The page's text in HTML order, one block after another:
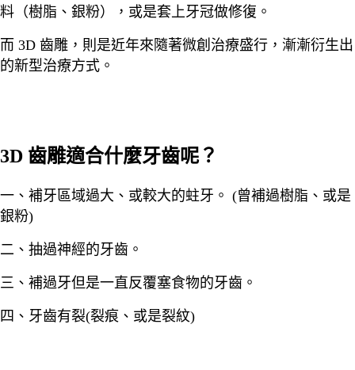
料（樹脂、銀粉），或是套上牙冠做修復。
而 3D 齒雕，則是近年來隨著微創治療盛行，漸漸衍生出
的新型治療方式。
3D 齒雕適合什麼牙齒呢？
一、補牙區域過大、或較大的蛀牙。 (曾補過樹脂、或是
銀粉)
二、抽過神經的牙齒。
三、補過牙但是一直反覆塞食物的牙齒。
四、牙齒有裂(裂痕、或是裂紋)